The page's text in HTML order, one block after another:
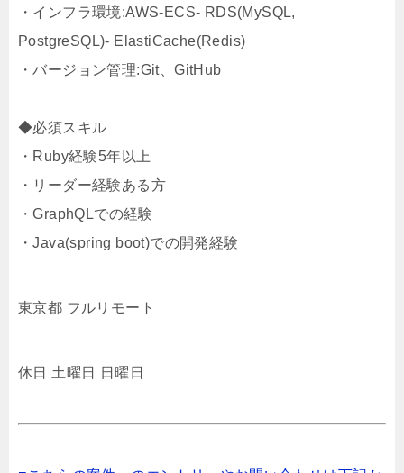
・インフラ環境:AWS‐ECS- RDS(MySQL,
PostgreSQL)- ElastiCache(Redis)
・バージョン管理:Git、GitHub
◆必須スキル
・Ruby経験5年以上
・リーダー経験ある方
・GraphQLでの経験
・Java(spring boot)での開発経験
東京都 フルリモート
休日 土曜日 日曜日